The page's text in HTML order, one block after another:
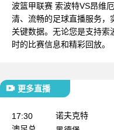
波篮甲联赛 索波特VS昂维
清、流畅的足球直播服务，
关键数据。无论您是支持索
时的比赛信息和精彩回放。
更多直播
17:30
诺夫克特